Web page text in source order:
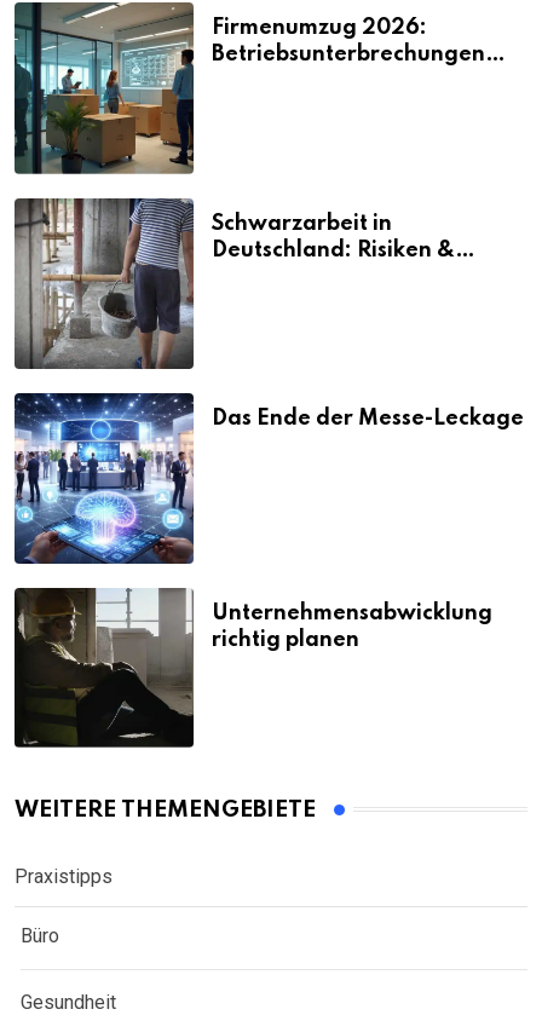
Firmenumzug 2026:
Betriebsunterbrechungen
Schwarzarbeit in
Deutschland: Risiken &
Das Ende der Messe-Leckage
Unternehmensabwicklung
richtig planen
WEITERE THEMENGEBIETE
Praxistipps
Büro
Gesundheit